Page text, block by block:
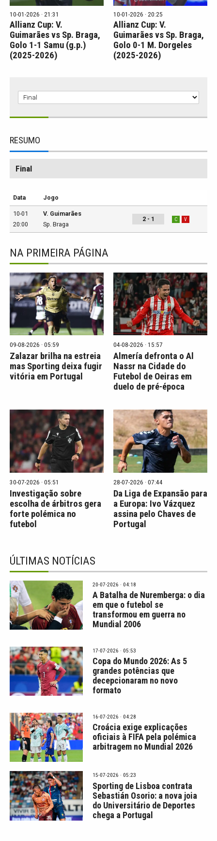
10-01-2026 · 21:31
Allianz Cup: V.
Guimarães vs Sp. Braga,
Golo 1-1 Samu (g.p.)
(2025-2026)
10-01-2026 · 20:25
Allianz Cup: V.
Guimarães vs Sp. Braga,
Golo 0-1 M. Dorgeles
(2025-2026)
RESUMO
Final
Data Jogo
10-01
20:00
V. Guimarães
Sp. Braga
2 - 1 C V
NA PRIMEIRA PÁGINA
09-08-2026 · 05:59
Zalazar brilha na estreia
mas Sporting deixa fugir
vitória em Portugal
04-08-2026 · 15:57
Almería defronta o Al
Nassr na Cidade do
Futebol de Oeiras em
duelo de pré-época
30-07-2026 · 05:51
Investigação sobre
escolha de árbitros gera
forte polémica no
futebol
28-07-2026 · 07:44
Da Liga de Expansão para
a Europa: Ivo Vázquez
assina pelo Chaves de
Portugal
ÚLTIMAS NOTÍCIAS
20-07-2026 · 04:18
A Batalha de Nuremberga: o dia
em que o futebol se
transformou em guerra no
Mundial 2006
17-07-2026 · 05:53
Copa do Mundo 2026: As 5
grandes potências que
decepcionaram no novo
formato
16-07-2026 · 04:28
Croácia exige explicações
oficiais à FIFA pela polémica
arbitragem no Mundial 2026
15-07-2026 · 05:23
Sporting de Lisboa contrata
Sebastián Osorio: a nova joia
do Universitário de Deportes
chega a Portugal